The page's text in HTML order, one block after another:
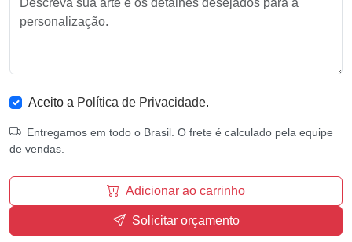
Aceito a Política de Privacidade.
Entregamos em todo o Brasil. O frete é calculado pela equipe
de vendas.
Adicionar ao carrinho
Solicitar orçamento